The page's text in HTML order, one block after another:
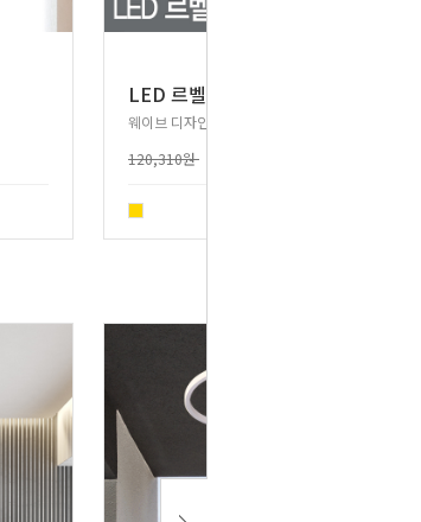
LED 르벨라 센서등 20W
웨이브 디자인의 럭셔리 LED 센서등!
120,310원